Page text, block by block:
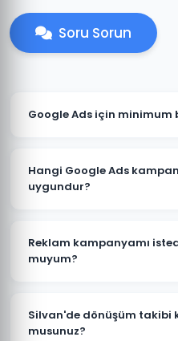
Soru Sorun
Google Ads için minimum
reklam bütçesi 2.000
göre bu rakam değişebilir.
Hangi Google Ads
uygundur?
hizmet işletmeleri için
Kampanyalar, e-ticaret için
Reklam kampanyamı
muyum?
istediğiniz zaman
sonlandırabilirsiniz.
Silvan'de dönüşüm takibi
musunuz?